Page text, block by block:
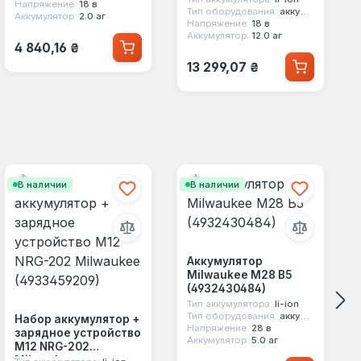
Напряжение: 18 в
Аккумулятор: 2.0 аг
Обычная цена:
4 840,16 ₴
Тип оборудования: аккумулятор для эл.инструмента
Напряжение: 18 в
Аккумулятор: 12.0 аг
Обычная цена:
13 299,07 ₴
В наличии
Набор аккумулятор +
зарядное устройство
M12 NRG-202
В наличии
Аккумулятор
Milwaukee M28 B5
(4932430484)
Тип аккумулятора: li-ion
Тип оборудования: аккумулятор для эл.инструмента
Напряжение: 28 в
Аккумулятор: 5.0 аг